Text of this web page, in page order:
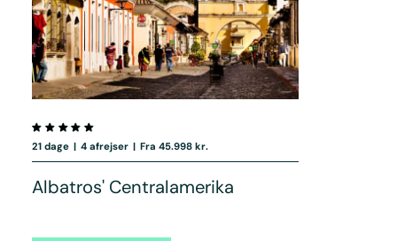
21 dage | 4 afrejser | Fra 45.998 kr.
Albatros' Centralamerika